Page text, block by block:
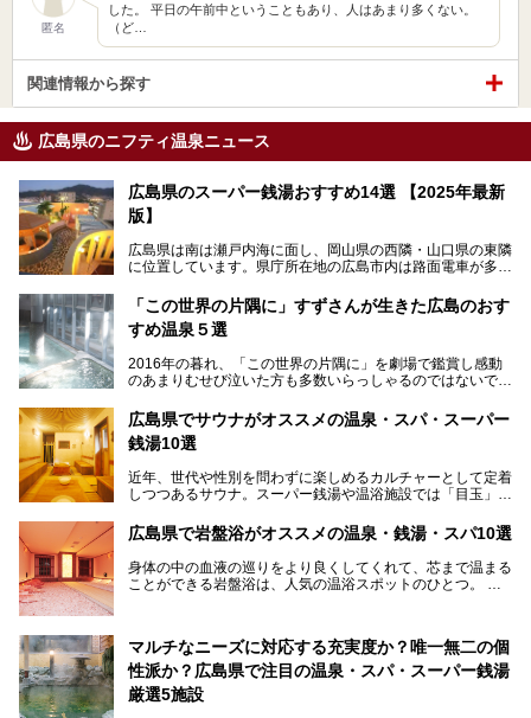
匿名
した。 平日の午前中ということもあり、人はあまり多くない。
（ど…
関連情報から探す
広島県のニフティ温泉ニュース
広島県のスーパー銭湯おすすめ14選 【2025年最新
版】
広島県は南は瀬戸内海に面し、岡山県の西隣・山口県の東隣
に位置しています。県庁所在地の広島市内は路面電車が多数
厳島神社と原爆ドームの2つの世界文化遺産があり、年間を
通して多数の観光客が訪れます。工業都市として栄えた呉市
や、坂の町・尾道市など、ゆっくり訪れたい町や観光スポッ
モン、全国にファンが多い広島風お好み焼きなどのグルメも
充実。
銭湯をご紹介します。
「この世界の片隅に」すずさんが生きた広島のおす
すめ温泉５選
2016年の暮れ、「この世界の片隅に」を劇場で鑑賞し感動
のあまりむせび泣いた方も多数いらっしゃるのではないでし
あの夏のヒロシマを生きた主人公すずさんの笑顔が、今もど
こかに輝きつづけていることをふと思い浮かべます。
そんな映画の舞台となった広島県呉市を中心に、広島のおす
広島県でサウナがオススメの温泉・スパ・スーパー
銭湯10選
近年、世代や性別を問わずに楽しめるカルチャーとして定着
しつつあるサウナ。スーパー銭湯や温浴施設では「目玉」と
わりと身体の内部を温めて発汗を促すサウナは、リフレッシ
ュ効果はもちろん、代謝が高まり健康や美容にも良い影響が
期待されます。今回はそんなサウナにこだわった、広島県内
のオススメ温泉・銭湯・スパ10ヶ所を紹介させていただき
ます。
広島県で岩盤浴がオススメの温泉・銭湯・スパ10選
身体の中の血液の巡りをより良くしてくれて、芯まで温まる
ことができる岩盤浴は、人気の温浴スポットのひとつ。
る、広島県でオススメの温泉・銭湯・スパをご紹介していき
ます！
マルチなニーズに対応する充実度か？唯一無二の個
性派か？広島県で注目の温泉・スパ・スーパー銭湯
厳選5施設